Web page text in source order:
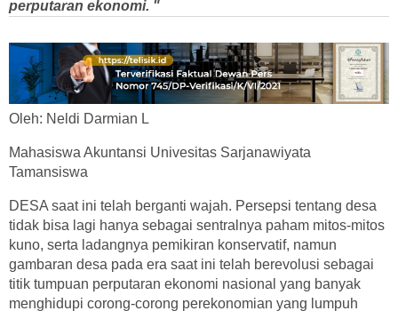
perputaran ekonomi. "
Oleh: Neldi Darmian L
Mahasiswa Akuntansi Univesitas Sarjanawiyata
Tamansiswa
DESA saat ini telah berganti wajah. Persepsi tentang desa
tidak bisa lagi hanya sebagai sentralnya paham mitos-mitos
kuno, serta ladangnya pemikiran konservatif, namun
gambaran desa pada era saat ini telah berevolusi sebagai
titik tumpuan perputaran ekonomi nasional yang banyak
menghidupi corong-corong perekonomian yang lumpuh